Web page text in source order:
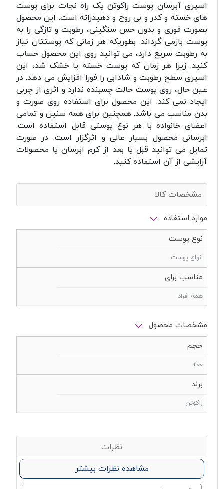
اسپری آبرسان پوست راکوتن یک راه نجات برای پوست
های خسته و کدر و بی روح و دهیدراته است. این محصول
بصورت فوری و بدون حس سنگینی، رطوبت و تازگی را به
پوست بازمی گرداند. بطوریکه هر زمانی که پوستتان نیاز
به رطوبت سریع دارد، می توانید روی این محصول حساب
کنید. زیرا هر زمان که پوست خسته یا خشک شد، این
اسپری سطح رطوبت و شادابی را فورا افزایش می دهد. در
عین حال، روی پوست حالت چسبنده ندارد و اثری از چربی
ایجاد نمی کند. این محصول برای استفاده روی صورت و
بدن مناسب می باشد. همچنین برای همه سنین و تمامی
اعضای خانواده با هر نوع پوستی قابل استفاده است.
ابرسانی محصول بسیار عالی و اثرگزار است. در صورت
تمایل می توانید قبل یا بعد از کرم ابرسان یا محصولات
آرایشی از آن استفاده کنید.
مشخصات کالا
موارد استفاده
نوع پوست
انواع پوست
مناسب برای
همه افراد
مشخصات محصول
حجم
200
برند
راکوتن
نظرات
مشاهده نظرات بیشتر